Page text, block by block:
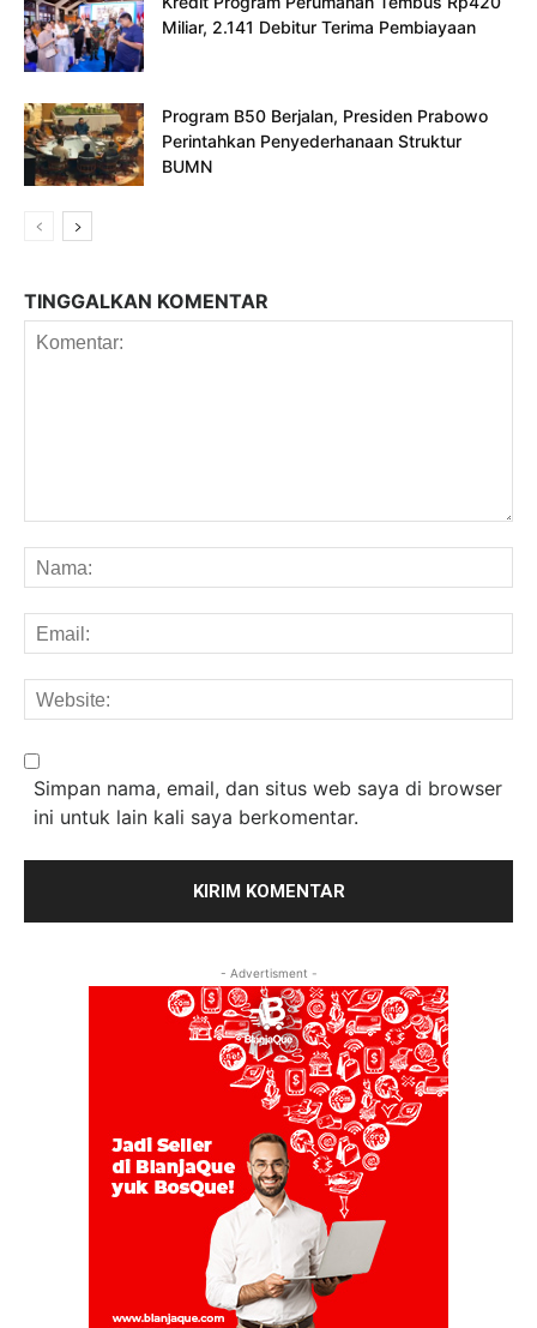
Miliar, 2.141 Debitur Terima Pembiayaan
Program B50 Berjalan, Presiden Prabowo
Perintahkan Penyederhanaan Struktur
BUMN
TINGGALKAN KOMENTAR
Simpan nama, email, dan situs web saya di browser
ini untuk lain kali saya berkomentar.
- Advertisment -